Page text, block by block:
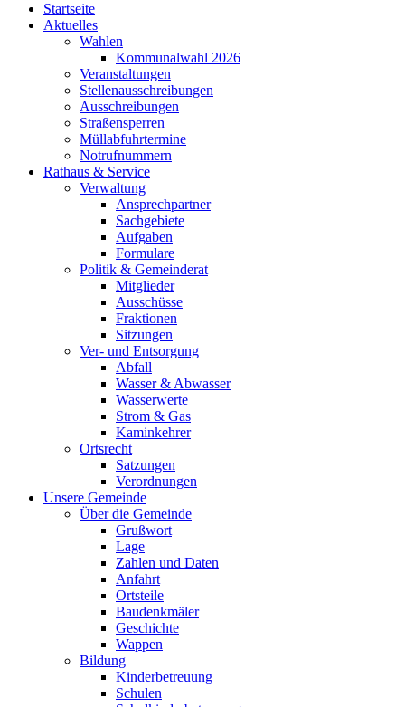
Startseite
Aktuelles
Wahlen
Kommunalwahl 2026
Veranstaltungen
Stellenausschreibungen
Ausschreibungen
Straßensperren
Müllabfuhrtermine
Notrufnummern
Rathaus & Service
Verwaltung
Ansprechpartner
Sachgebiete
Aufgaben
Formulare
Politik & Gemeinderat
Mitglieder
Ausschüsse
Fraktionen
Sitzungen
Ver- und Entsorgung
Abfall
Wasser & Abwasser
Wasserwerte
Strom & Gas
Kaminkehrer
Ortsrecht
Satzungen
Verordnungen
Unsere Gemeinde
Über die Gemeinde
Grußwort
Lage
Zahlen und Daten
Anfahrt
Ortsteile
Baudenkmäler
Geschichte
Wappen
Bildung
Kinderbetreuung
Schulen